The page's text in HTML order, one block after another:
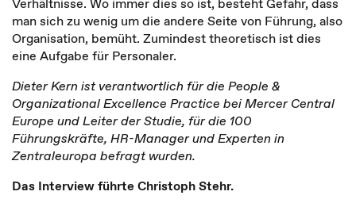
man sich zu wenig um die andere Seite von Führung, also
Organisation, bemüht. Zumindest theoretisch ist dies
eine Aufgabe für Personaler.
Dieter Kern ist verantwortlich für die People &
Organizational Excellence Practice bei Mercer Central
Europe und Leiter der Studie, für die 100
Führungskräfte, HR-Manager und Experten in
Zentraleuropa befragt wurden.
Das Interview führte Christoph Stehr.